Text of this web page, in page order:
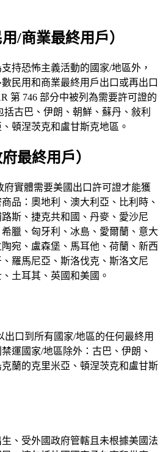
/商業最終用戶）
持恐怖主義活動的國家/地區外，
民用和商業最終用戶出口或再出口
第 746 部分中被列為需要許可證的
古巴、伊朗、朝鮮、蘇丹、敍利
頓涅茨克和盧甘斯克地區。
最終用戶）
府實體需要美國出口許可證才能獲
品：奧地利、澳大利亞、比利時、
斯、捷克共和國、丹麥、愛沙尼
臘、匈牙利、冰島、愛爾蘭、意大
宛、盧森堡、馬耳他、荷蘭、新西
羅馬尼亞、斯洛伐克、斯洛文尼
土耳其、英國和美國。
出口到所有國家/地區的任何最終用
運國家/地區除外：古巴、伊朗、
蘭的克里米亞、頓涅茨克和盧甘斯
、受外國政府管轄且未根據美國法